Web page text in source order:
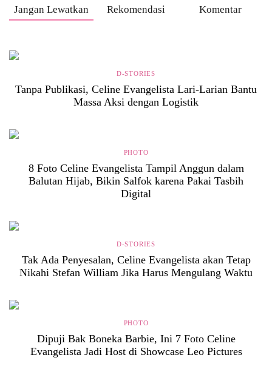
Jangan Lewatkan Rekomendasi Komentar
D-STORIES
Tanpa Publikasi, Celine Evangelista Lari-Larian Bantu
Massa Aksi dengan Logistik
PHOTO
8 Foto Celine Evangelista Tampil Anggun dalam
Balutan Hijab, Bikin Salfok karena Pakai Tasbih
Digital
D-STORIES
Tak Ada Penyesalan, Celine Evangelista akan Tetap
Nikahi Stefan William Jika Harus Mengulang Waktu
PHOTO
Dipuji Bak Boneka Barbie, Ini 7 Foto Celine
Evangelista Jadi Host di Showcase Leo Pictures